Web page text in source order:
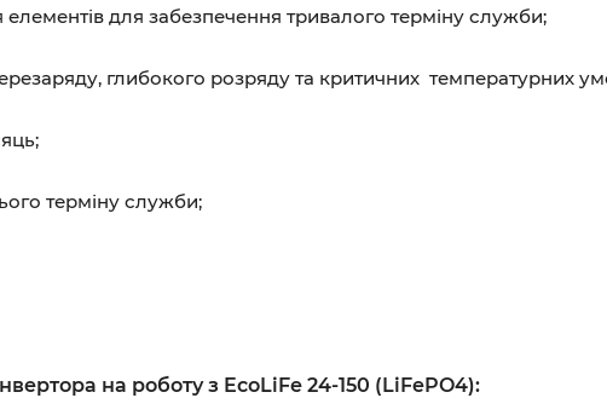
для забезпечення тривалого терміну служби;
глибокого розряду та критичних температурних
терміну служби;
на роботу з EcoLiFe 24-150 (LiFePO4):